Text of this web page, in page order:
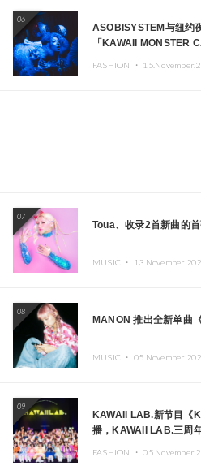
06
ASOBISYSTEM与纽约
「KAWAII MONSTER
FASHION ・
07
Toua、收录2首新曲的
MUSIC ・
08
MANON 推出全新单曲
MUSIC ・
09
KAWAII LAB.新节目《
播，KAWAII LAB.三周
FASHION ・